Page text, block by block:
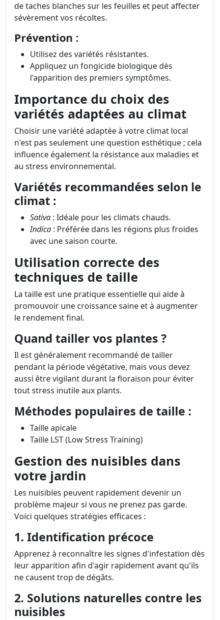
de taches blanches sur les feuilles et peut affecter
sévèrement vos récoltes.
Prévention :
Utilisez des variétés résistantes.
Appliquez un fongicide biologique dès
l'apparition des premiers symptômes.
Importance du choix des
variétés adaptées au climat
Choisir une variété adaptée à votre climat local
n'est pas seulement une question esthétique ; cela
influence également la résistance aux maladies et
au stress environnemental.
Variétés recommandées selon le
climat :
Sativa : Idéale pour les climats chauds.
Indica : Préférée dans les régions plus froides
avec une saison courte.
Utilisation correcte des
techniques de taille
La taille est une pratique essentielle qui aide à
promouvoir une croissance saine et à augmenter
le rendement final.
Quand tailler vos plantes ?
Il est généralement recommandé de tailler
pendant la période végétative, mais vous devez
aussi être vigilant durant la floraison pour éviter
tout stress inutile aux plants.
Méthodes populaires de taille :
Taille apicale
Taille LST (Low Stress Training)
Gestion des nuisibles dans
votre jardin
Les nuisibles peuvent rapidement devenir un
problème majeur si vous ne prenez pas garde.
Voici quelques stratégies efficaces :
1. Identification précoce
Apprenez à reconnaître les signes d'infestation dès
leur apparition afin d'agir rapidement avant qu'ils
ne causent trop de dégâts.
2. Solutions naturelles contre les
nuisibles